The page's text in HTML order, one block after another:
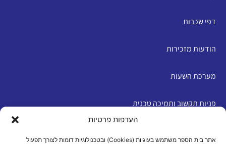
העדפות פרטיות
אתר בית הספר משתמש בעוגיות (Cookies) ובטכנולוגיות דומות לצורך תפעול
דפי שכבות
הודעות מזכירות
מערכת השעות
פניות תקשוב ותמיכה טכנית